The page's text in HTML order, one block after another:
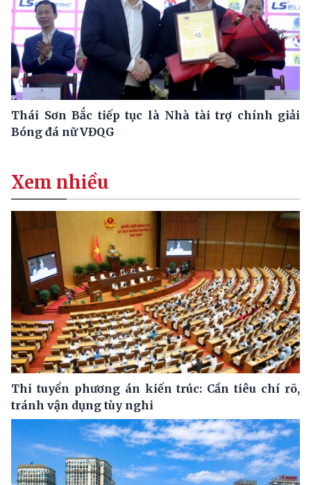
Thái Sơn Bắc tiếp tục là Nhà tài trợ chính giải
Bóng đá nữ VĐQG
Xem nhiều
Thi tuyển phương án kiến trúc: Cần tiêu chí rõ,
tránh vận dụng tùy nghi